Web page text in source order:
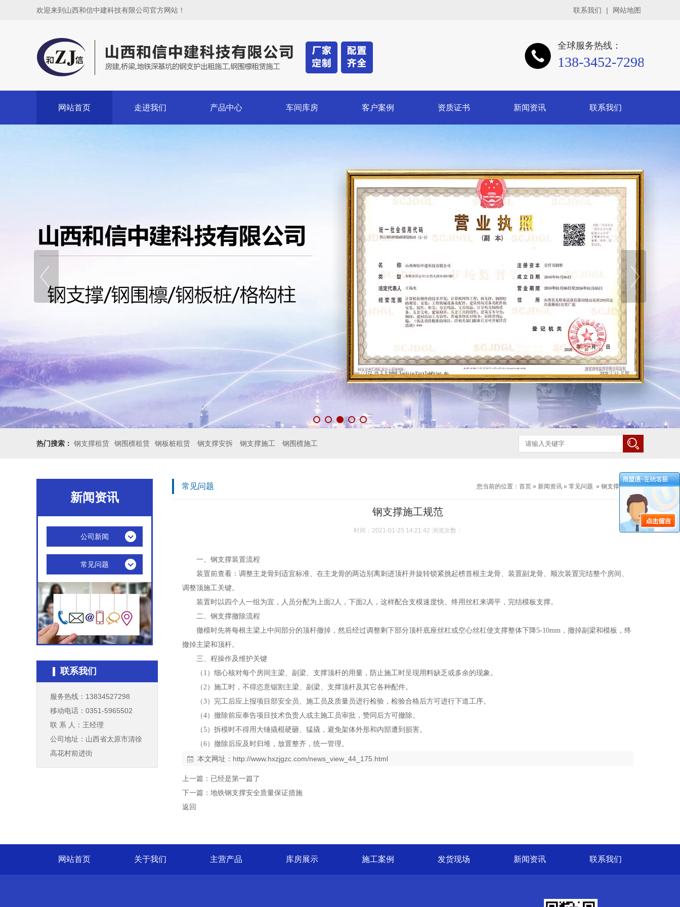
欢迎来到山西和信中建科技有限公司官方网站！ 联系我们 | 网站地图
全球服务热线：
138-3452-7298
网站首页 走进我们 产品中心 车间库房 客户案例 资质证书 新闻资讯 联系我们
热门搜索： 钢支撑租赁 钢围檩租赁 钢板桩租赁 钢支撑安拆 钢支撑施工 钢围檩施工
新闻资讯
公司新闻
常见问题
联系我们
服务热线：13834527298
移动电话：0351-5965502
联 系 人：王经理
公司地址：山西省太原市清徐
高花村前进街
常见问题 您当前的位置： 首页 » 新闻资讯 » 常见问题 » 钢支撑施工规范
钢支撑施工规范
时间：2021-01-25 14:21:42 浏览次数：
一、钢支撑装置流程
装置前查看：调整主龙骨到适宜标准、在主龙骨的两边别离刺进顶杆并旋转锁紧挑起榜首根主龙骨、装置副龙骨、顺次装置完结整个房间、
调整顶施工关键。
装置时以四个人一组为宜，人员分配为上面2人，下面2人，这样配合支模速度快。终用丝杠来调平，完结模板支撑。
二、钢支撑撤除流程
撤模时先将每根主梁上中间部分的顶杆撤掉，然后经过调整剩下部分顶杆底座丝杠或空心丝杠使支撑整体下降5-10mm，撤掉副梁和模板，终
撤掉主梁和顶杆。
三、程操作及维护关键
（1）细心核对每个房间主梁、副梁、支撑顶杆的用量，防止施工时呈现用料缺乏或多余的现象。
（2）施工时，不得恣意锯割主梁、副梁、支撑顶杆及其它各种配件。
（3）完工后应上报项目部安全员、施工员及质量员进行检验，检验合格后方可进行下道工序。
（4）撤除前应奉告项目技术负责人或主施工员审批，赞同后方可撤除。
（5）拆模时不得用大锤撬棍硬砸、猛撬，避免架体外形和内部遭到损害。
（6）撤除后应及时归堆，放置整齐，统一管理。
本文网址： http://www.hxzjgzc.com/news_view_44_175.html
上一篇：已经是第一篇了
下一篇： 地铁钢支撑安全质量保证措施
返回
网站首页 关于我们 主营产品 库房展示 施工案例 发货现场 新闻资讯 联系我们